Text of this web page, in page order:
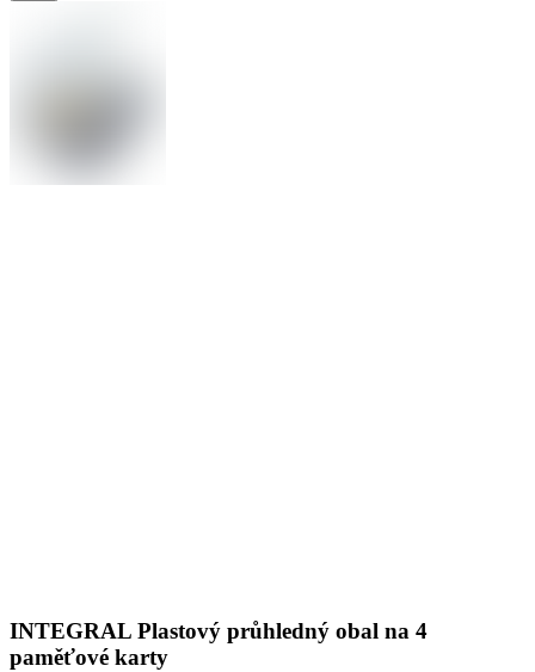
INTEGRAL Plastový průhledný obal na 4
paměťové karty